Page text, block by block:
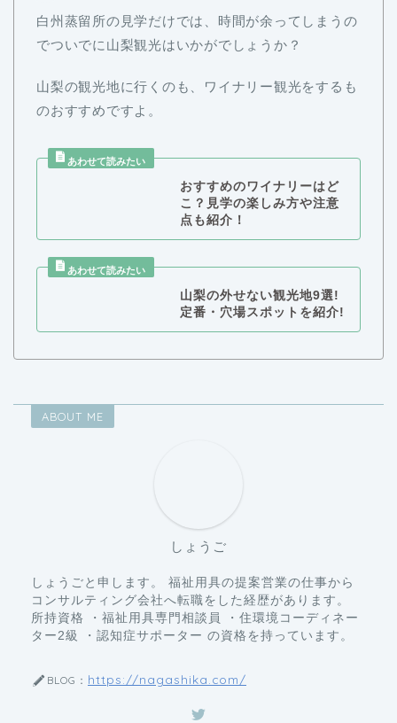
白州蒸留所の見学だけでは、時間が余ってしまうの
でついでに山梨観光はいかがでしょうか？
山梨の観光地に行くのも、ワイナリー観光をするも
のおすすめですよ。
おすすめのワイナリーはど
こ？見学の楽しみ方や注意
点も紹介！
山梨の外せない観光地9選!
定番・穴場スポットを紹介!
ABOUT ME
しょうご
しょうごと申します。 福祉用具の提案営業の仕事から
コンサルティング会社へ転職をした経歴があります。
所持資格 ・福祉用具専門相談員 ・住環境コーディネー
ター2級 ・認知症サポーター の資格を持っています。
BLOG： https://nagashika.com/